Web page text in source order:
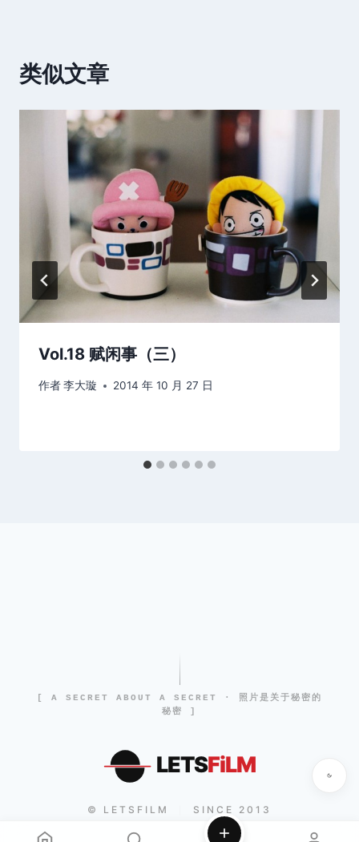
类似文章
Vol.18 赋闲事（三）
作者李大璇 2014 年 10 月 27 日
[ A SECRET ABOUT A SECRET · 照片是关于秘密的
秘密 ]
LETSFiLM
© LETSFILM SINCE 2013